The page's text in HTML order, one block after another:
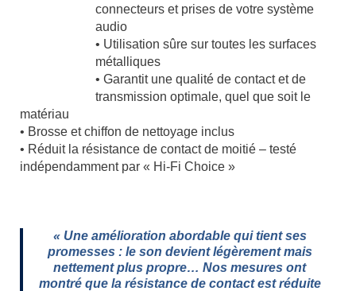
connecteurs et prises de votre système
audio
• Utilisation sûre sur toutes les surfaces
métalliques
• Garantit une qualité de contact et de
transmission optimale, quel que soit le
matériau
• Brosse et chiffon de nettoyage inclus
• Réduit la résistance de contact de moitié – testé
indépendamment par « Hi-Fi Choice »
« Une amélioration abordable qui tient ses
promesses : le son devient légèrement mais
nettement plus propre… Nos mesures ont
montré que la résistance de contact est réduite